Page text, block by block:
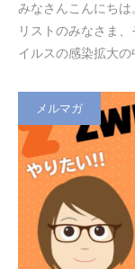
みなさんこんにち
リストのみなさま
イルスの感染拡大
メルマガ